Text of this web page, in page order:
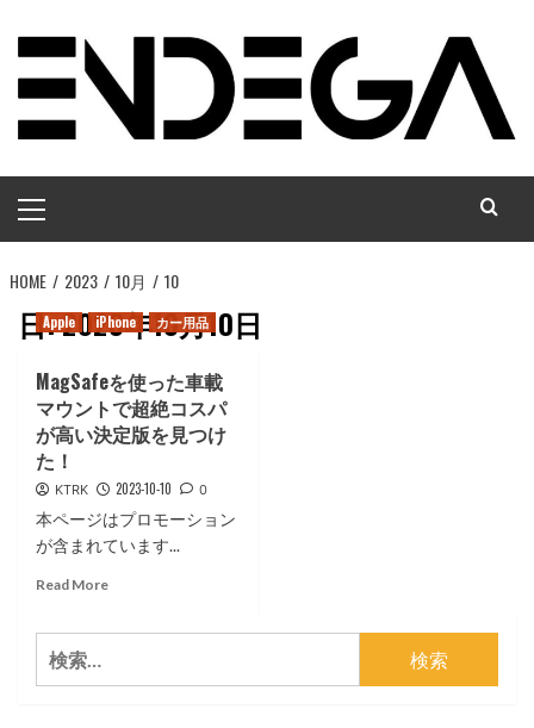
プ
イ
ン
メ
ニ
ュ
HOME 2023 10月 10
日:2023年10月10日
Apple iPhone カー用品
MagSafeを使った車載
マウントで超絶コスパ
が高い決定版を見つけ
た！
KTRK 2023-10-10 0
本ページはプロモーション
が含まれています...
Read MoreRead
検
索: